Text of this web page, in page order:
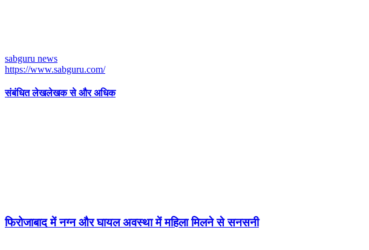
sabguru news
https://www.sabguru.com/
संबंधित लेखलेखक से और अधिक
फिरोजाबाद में नग्न और घायल अवस्था में महिला मिलने से सनसनी